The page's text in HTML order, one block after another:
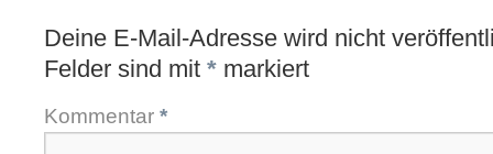
Deine E-Mail-Adresse wird nicht
Felder sind mit * markiert
Kommentar *